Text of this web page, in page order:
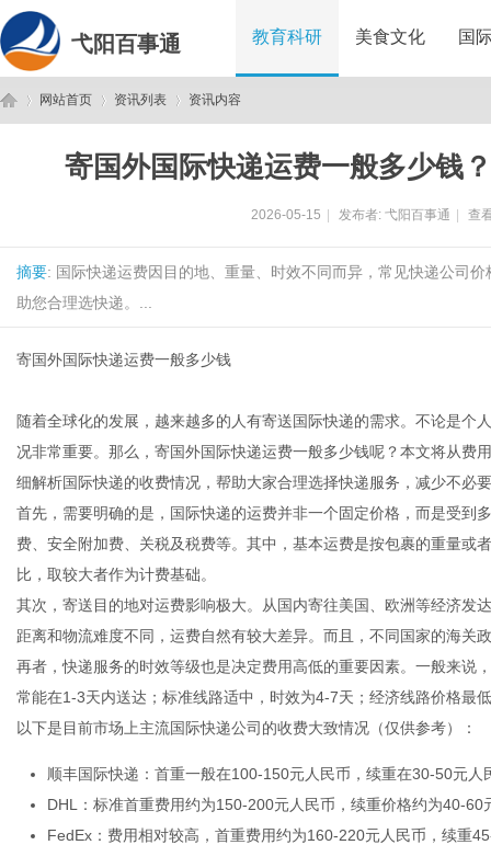
弋阳百事通 教育科研 美食文化 国
网站首页 资讯列表 资讯内容
寄国外国际快递运费一般多少钱
2026-05-15 发布者: 弋阳百事通 查
摘要: 国际快递运费因目的地、重量、时效不同而异，常见快递公司
助您合理选快递。...
寄国外国际快递运费一般多少钱
随着全球化的发展，越来越多的人有寄送国际快递的需求。不论是个
况非常重要。那么，寄国外国际快递运费一般多少钱呢？本文将从费
细解析国际快递的收费情况，帮助大家合理选择快递服务，减少不必
首先，需要明确的是，国际快递的运费并非一个固定价格，而是受到
费、安全附加费、关税及税费等。其中，基本运费是按包裹的重量或
比，取较大者作为计费基础。
其次，寄送目的地对运费影响极大。从国内寄往美国、欧洲等经济发
距离和物流难度不同，运费自然有较大差异。而且，不同国家的海关
再者，快递服务的时效等级也是决定费用高低的重要因素。一般来说
常能在1-3天内送达；标准线路适中，时效为4-7天；经济线路价格最
以下是目前市场上主流国际快递公司的收费大致情况（仅供参考）：
顺丰国际快递：首重一般在100-150元人民币，续重在30-50元
DHL：标准首重费用约为150-200元人民币，续重价格约为40-60
FedEx：费用相对较高，首重费用约为160-220元人民币，续重